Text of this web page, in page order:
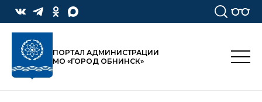
ПОРТАЛ АДМИНИСТРАЦИИ
МО «ГОРОД ОБНИНСК»